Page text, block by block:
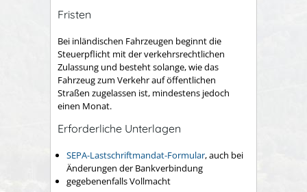
Fristen
Bei inländischen Fahrzeugen beginnt die
Steuerpflicht mit der verkehrsrechtlichen
Zulassung und besteht solange, wie das
Fahrzeug zum Verkehr auf öffentlichen
Straßen zugelassen ist, mindestens jedoch
einen Monat.
Erforderliche Unterlagen
SEPA-Lastschriftmandat-Formular, auch bei
Änderungen der Bankverbindung
gegebenenfalls Vollmacht